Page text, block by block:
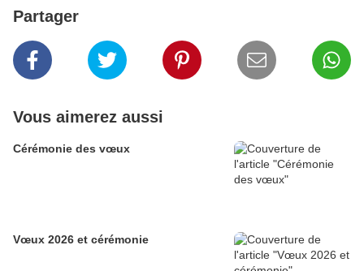
Partager
Vous aimerez aussi
Cérémonie des vœux
Vœux 2026 et cérémonie